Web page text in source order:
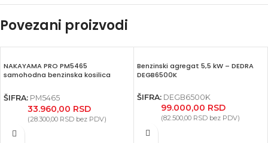
Povezani proizvodi
NAKAYAMA PRO PM5465
samohodna benzinska kosilica
ŠIFRA: PM5465
33.960,00 RSD
(28.300,00 RSD bez PDV)
Benzinski agregat 5,5 kW – DEDRA
DEGB6500K
ŠIFRA: DEGB6500K
99.000,00 RSD
(82.500,00 RSD bez PDV)